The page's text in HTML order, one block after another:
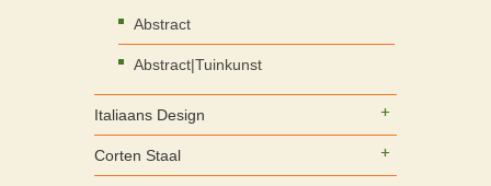
Abstract
Abstract|Tuinkunst
Italiaans Design
Corten Staal